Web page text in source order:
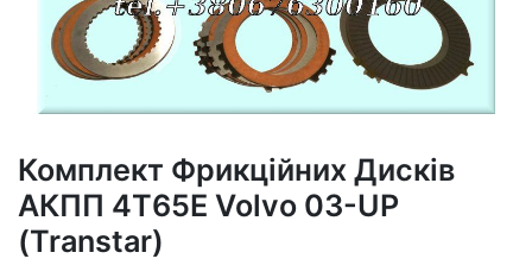
Комплект Фрикційних Дисків
АКПП 4T65E Volvo 03-UP
(Transtar)